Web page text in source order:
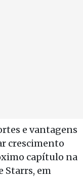
e vantagens
crescimento
capítulo na
Starrs, em